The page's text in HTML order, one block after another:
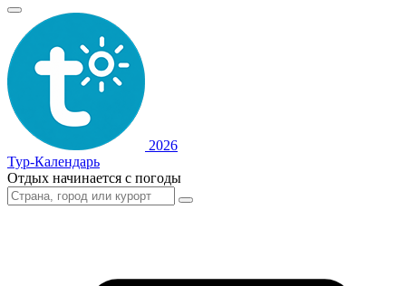
2026
Тур-Календарь
Отдых начинается с погоды